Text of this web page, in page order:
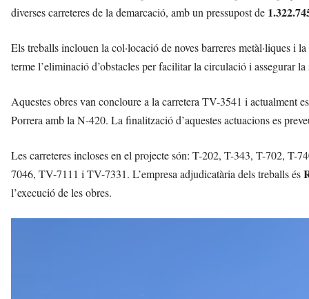
diverses carreteres de la demarcació, amb un pressupost de
Els treballs inclouen la col·locació de noves barreres metàl·liques i
terme l’eliminació d’obstacles per facilitar la circulació i assegurar la
Aquestes obres van concloure a la carretera TV-3541 i actualment
Porrera amb la N-420. La finalització d’aquestes actuacions es
Les carreteres incloses en el projecte són: T-202, T-343, T-702,
7046, TV-7111 i TV-7331. L’empresa adjudicatària dels treballs és
l’execució de les obres.